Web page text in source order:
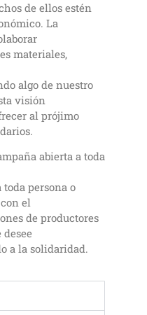
de ellos estén
La
materiales,
algo de nuestro
visión
al prójimo
abierta a toda
persona o
el
de productores
a la solidaridad.